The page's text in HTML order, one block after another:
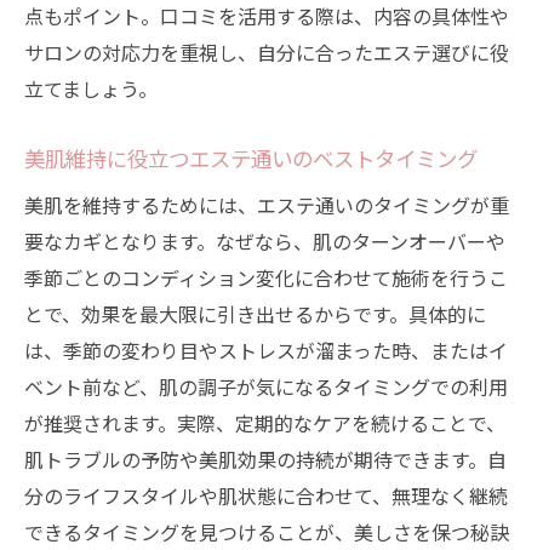
点もポイント。口コミを活用する際は、内容の具体性や
サロンの対応力を重視し、自分に合ったエステ選びに役
立てましょう。
美肌維持に役立つエステ通いのベストタイミング
美肌を維持するためには、エステ通いのタイミングが重
要なカギとなります。なぜなら、肌のターンオーバーや
季節ごとのコンディション変化に合わせて施術を行うこ
とで、効果を最大限に引き出せるからです。具体的に
は、季節の変わり目やストレスが溜まった時、またはイ
ベント前など、肌の調子が気になるタイミングでの利用
が推奨されます。実際、定期的なケアを続けることで、
肌トラブルの予防や美肌効果の持続が期待できます。自
分のライフスタイルや肌状態に合わせて、無理なく継続
できるタイミングを見つけることが、美しさを保つ秘訣